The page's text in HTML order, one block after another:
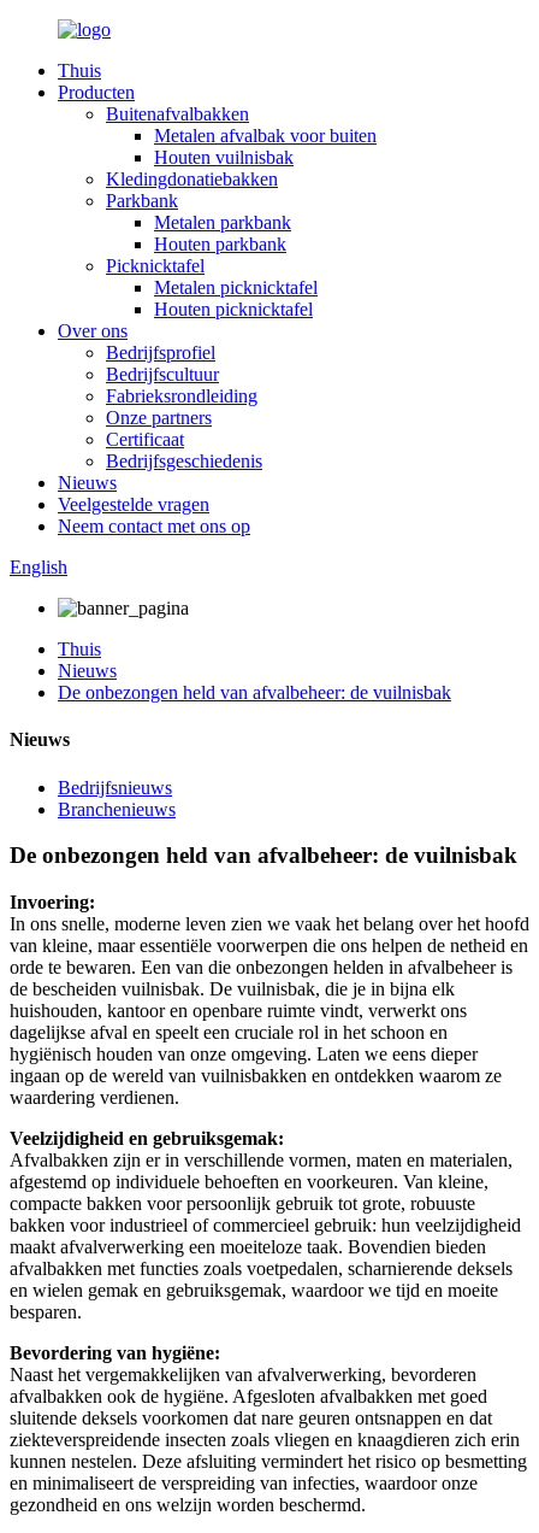
Thuis
Producten
Buitenafvalbakken
Metalen afvalbak voor buiten
Houten vuilnisbak
Kledingdonatiebakken
Parkbank
Metalen parkbank
Houten parkbank
Picknicktafel
Metalen picknicktafel
Houten picknicktafel
Over ons
Bedrijfsprofiel
Bedrijfscultuur
Fabrieksrondleiding
Onze partners
Certificaat
Bedrijfsgeschiedenis
Nieuws
Veelgestelde vragen
Neem contact met ons op
English
Thuis
Nieuws
De onbezongen held van afvalbeheer: de vuilnisbak
Nieuws
Bedrijfsnieuws
Branchenieuws
De onbezongen held van afvalbeheer: de vuilnisbak
Invoering:
In ons snelle, moderne leven zien we vaak het belang over het hoofd
van kleine, maar essentiële voorwerpen die ons helpen de netheid en
orde te bewaren. Een van die onbezongen helden in afvalbeheer is
de bescheiden vuilnisbak. De vuilnisbak, die je in bijna elk
huishouden, kantoor en openbare ruimte vindt, verwerkt ons
dagelijkse afval en speelt een cruciale rol in het schoon en
hygiënisch houden van onze omgeving. Laten we eens dieper
ingaan op de wereld van vuilnisbakken en ontdekken waarom ze
waardering verdienen.
Veelzijdigheid en gebruiksgemak:
Afvalbakken zijn er in verschillende vormen, maten en materialen,
afgestemd op individuele behoeften en voorkeuren. Van kleine,
compacte bakken voor persoonlijk gebruik tot grote, robuuste
bakken voor industrieel of commercieel gebruik: hun veelzijdigheid
maakt afvalverwerking een moeiteloze taak. Bovendien bieden
afvalbakken met functies zoals voetpedalen, scharnierende deksels
en wielen gemak en gebruiksgemak, waardoor we tijd en moeite
besparen.
Bevordering van hygiëne:
Naast het vergemakkelijken van afvalverwerking, bevorderen
afvalbakken ook de hygiëne. Afgesloten afvalbakken met goed
sluitende deksels voorkomen dat nare geuren ontsnappen en dat
ziekteverspreidende insecten zoals vliegen en knaagdieren zich erin
kunnen nestelen. Deze afsluiting vermindert het risico op besmetting
en minimaliseert de verspreiding van infecties, waardoor onze
gezondheid en ons welzijn worden beschermd.